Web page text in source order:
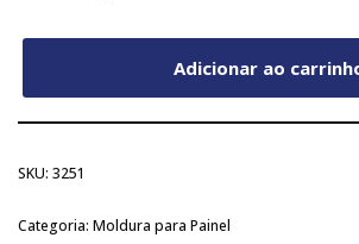
Adicionar ao
SKU: 3251
Categoria: Moldura para Painel